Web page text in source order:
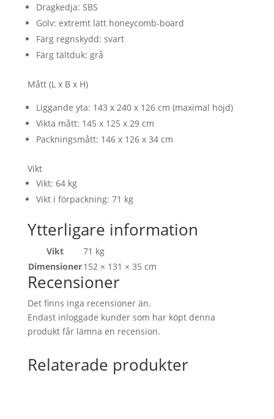
Dragkedja: SBS
Golv: extremt lätt honeycomb-board
Färg regnskydd: svart
Färg tältduk: grå
Mått (L x B x H)
Liggande yta: 143 x 240 x 126 cm (maximal höjd)
Vikta mått: 145 x 125 x 29 cm
Packningsmått: 146 x 126 x 34 cm
Vikt
Vikt: 64 kg
Vikt i förpackning: 71 kg
Ytterligare information
Vikt
71 kg
Dimensioner152 × 131 × 35 cm
Recensioner
Det finns inga recensioner än.
Endast inloggade kunder som har köpt denna
produkt får lämna en recension.
Relaterade produkter